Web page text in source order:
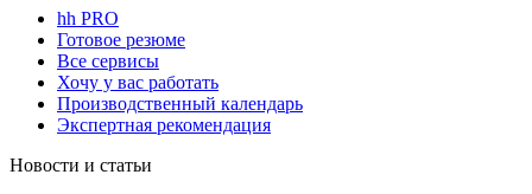
hh PRO
Готовое резюме
Все сервисы
Хочу у вас работать
Производственный календарь
Экспертная рекомендация
Новости и статьи